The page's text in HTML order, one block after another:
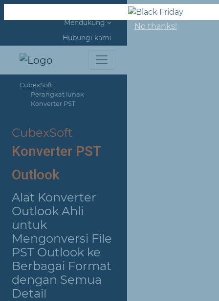
Mendukung
Hubungi kami
CubexSoft
Perangkat lunak
Konverter PST
CubexSoft
Konverter PST
Outlook
Alat Konverter
Outlook Ahli
untuk
Mengonversi File
PST Outlook ke
Berbagai Format
dengan Semua
Detail
No thanks!